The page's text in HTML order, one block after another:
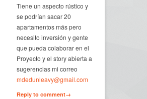
Tiene un aspecto rústico y
se podrían sacar 20
apartamentos más pero
necesito inversión y gente
que pueda colaborar en el
Proyecto y el story abierta a
sugerencias mi correo
mdedunleavy@gmail.com
Reply to comment→